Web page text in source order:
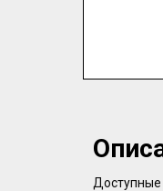
Дoступныe